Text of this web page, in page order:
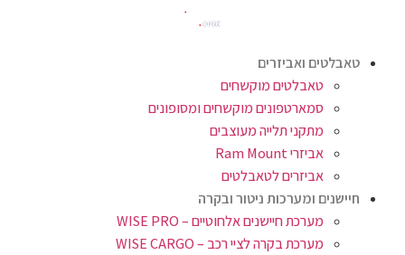
טאבלטים ואביזרים
טאבלטים מוקשחים
סמארטפונים מוקשחים ומסופונים
מתקני תלייה מעוצבים
אביזרי Ram Mount
אביזרים לטאבלטים
חיישנים ומערכות ניטור ובקרה
מערכת חיישנים אלחוטיים – WISE PRO
מערכת בקרה לציי רכב – WISE CARGO